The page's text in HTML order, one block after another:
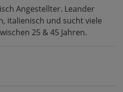
Angestellter. Leander
italienisch und sucht viele
25 & 45 Jahren.